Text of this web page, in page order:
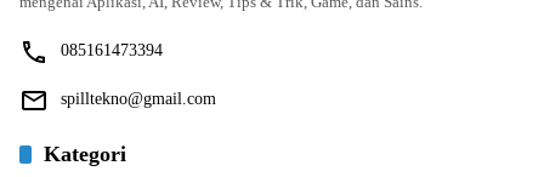
085161473394
spilltekno@gmail.com
Kategori